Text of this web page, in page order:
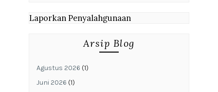
Laporkan Penyalahgunaan
Arsip Blog
Agustus 2026 (1)
Juni 2026 (1)